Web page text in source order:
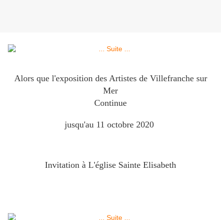
Alors que l'exposition des Artistes de Villefranche sur
Mer
Continue
jusqu'au 11 octobre 2020
Invitation à L'église Sainte Elisabeth